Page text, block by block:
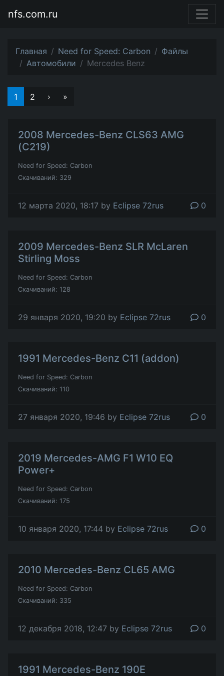
nfs.com.ru
Главная Need for Speed: Carbon
Файлы
Автомобили
Mercedes Benz
1 2 › »
2008 Mercedes-Benz CLS63 AMG
(C219)
Need for Speed: Carbon
Скачиваний: 329
12 марта 2020, 18:17 by Eclipse 72rus 0
2009 Mercedes-Benz SLR McLaren
Stirling Moss
Need for Speed: Carbon
Скачиваний: 128
29 января 2020, 19:20 by Eclipse 72rus 0
1991 Mercedes-Benz C11 (addon)
Need for Speed: Carbon
Скачиваний: 110
27 января 2020, 19:46 by Eclipse 72rus 0
2019 Mercedes-AMG F1 W10 EQ
Power+
Need for Speed: Carbon
Скачиваний: 175
10 января 2020, 17:44 by Eclipse 72rus 0
2010 Mercedes-Benz CL65 AMG
Need for Speed: Carbon
Скачиваний: 335
12 декабря 2018, 12:47 by Eclipse 72rus 0
1991 Mercedes-Benz 190E